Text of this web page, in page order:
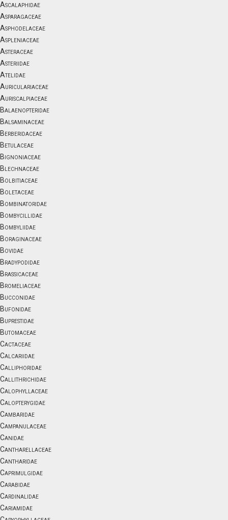
Ascalaphidae
Asparagaceae
Asphodelaceae
Aspleniaceae
Asteraceae
Asteriidae
Atelidae
Auriculariaceae
Auriscalpiaceae
Balaenopteridae
Balsaminaceae
Berberidaceae
Betulaceae
Bignoniaceae
Blechnaceae
Bolbitiaceae
Boletaceae
Bombinatoridae
Bombycillidae
Bombyliidae
Boraginaceae
Bovidae
Bradypodidae
Brassicaceae
Bromeliaceae
Bucconidae
Bufonidae
Buprestidae
Butomaceae
Cactaceae
Calcariidae
Calliphoridae
Callithrichidae
Calophyllaceae
Calopterygidae
Cambaridae
Campanulaceae
Canidae
Cantharellaceae
Cantharidae
Caprimulgidae
Carabidae
Cardinalidae
Cariamidae